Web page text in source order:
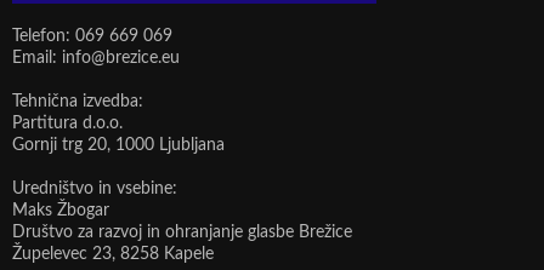
Telefon: 069 669 069
Email: info@brezice.eu
Tehnična izvedba:
Partitura d.o.o.
Gornji trg 20, 1000 Ljubljana
Uredništvo in vsebine:
Maks Žbogar
Društvo za razvoj in ohranjanje glasbe Brežice
Župelevec 23, 8258 Kapele